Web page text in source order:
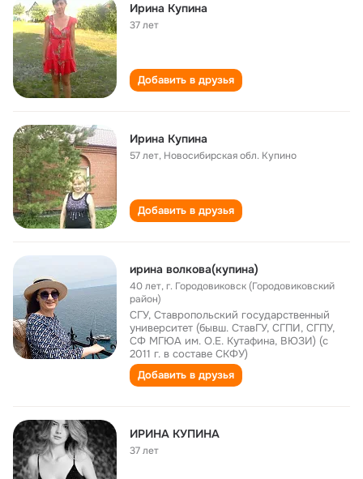
Ирина Купина
37 лет
Добавить в друзья
Ирина Купина
57 лет, Новосибирская обл. Купино
Добавить в друзья
ирина волкова(купина)
40 лет,г. Городовиковск (Городовиковский
район)
СГУ, Ставропольский государственный
университет (бывш. СтавГУ, СГПИ, СГПУ,
СФ МГЮА им. О.Е. Кутафина, ВЮЗИ) (с
2011 г. в составе СКФУ)
Добавить в друзья
ИРИНА КУПИНА
37 лет